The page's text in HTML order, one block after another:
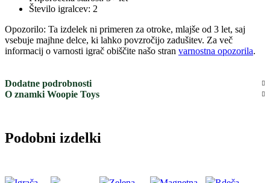
Število igralcev: 2
Opozorilo: Ta izdelek ni primeren za otroke, mlajše od 3 let, saj
vsebuje majhne delce, ki lahko povzročijo zadušitev. Za več
informacij o varnosti igrač obiščite našo stran varnostna opozorila.
Dodatne podrobnosti
O znamki Woopie Toys
Podobni izdelki